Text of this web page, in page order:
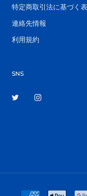
特定商取引法に基づく
連絡先情報
利用規約
SNS